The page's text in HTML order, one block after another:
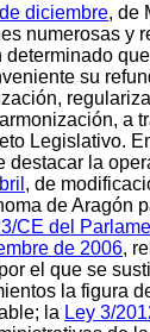
diciembre, de
numerosas y
su
a
Legislativo.
destacar la
, de
de Aragón
CE del
de 2006,
el que se
la figura
la Ley 3/